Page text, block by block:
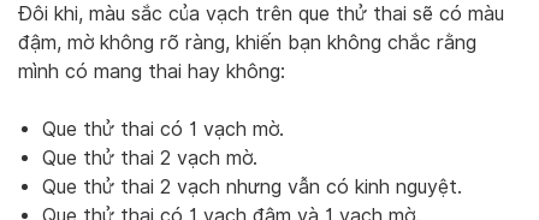
Đôi khi, màu sắc của vạch trên que thử thai sẽ có màu
đậm, mờ không rõ ràng, khiến bạn không chắc rằng
mình có mang thai hay không:
Que thử thai có 1 vạch mờ.
Que thử thai 2 vạch mờ.
Que thử thai 2 vạch nhưng vẫn có kinh nguyệt.
Que thử thai có 1 vạch đậm và 1 vạch mờ.